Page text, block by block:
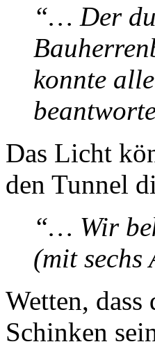
“… Der
konnte
Das Licht
den Tunnel
“… Wir
(mit
Wetten,
Schinken